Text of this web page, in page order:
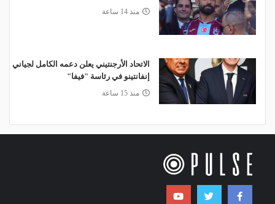
منذ 14 ساعة
الاتحاد الأرجنتيني يعلن دعمه الكامل لجياني
إنفانتينو في رئاسة "فيفا"
منذ 15 ساعة